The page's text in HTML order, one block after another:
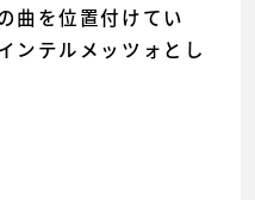
曲を位置付けてい
ンテルメッツォとし